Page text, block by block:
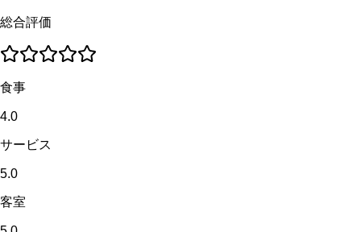
総合評価
食事
4.0
サービス
5.0
客室